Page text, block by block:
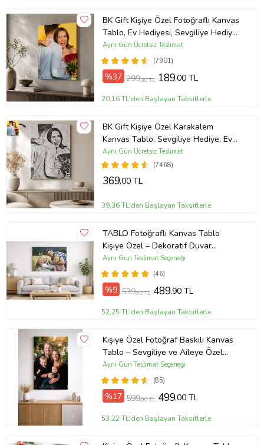
BK Gift Kişiye Özel Fotoğraflı Kanvas
Tablo, Ev Hediyesi, Sevgiliye Hediye,
Arkadaşa Hediye
(7901)
Aynı Gün Ücretsiz Teslimat
%37 299,00 TL 189,00 TL
20,16 TL'den Başlayan Taksitlerle
BK Gift Kişiye Özel Karakalem
Kanvas Tablo, Sevgiliye Hediye, Ev
Hediyesi, Arkadaşa Hediye
(7468)
Aynı Gün Ücretsiz Teslimat
369,00 TL
39,36 TL'den Başlayan Taksitlerle
TABLO Fotoğraflı Kanvas Tablo
Kişiye Özel – Dekoratif Duvar
Tablosu (ÇokluRenk)
(46)
Aynı Gün Teslimat Seçeneği
%9 539,90 TL 489,90 TL
52,25 TL'den Başlayan Taksitlerle
Kişiye Özel Fotoğraf Baskılı Kanvas
Tablo – Sevgiliye ve Aileye Özel
Hediye (ÇokluRenk)
(85)
Aynı Gün Teslimat Seçeneği
%17 599,00 TL 499,00 TL
53,22 TL'den Başlayan Taksitlerle